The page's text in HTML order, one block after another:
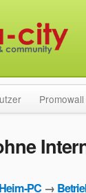
Promowall
Heim-PC →